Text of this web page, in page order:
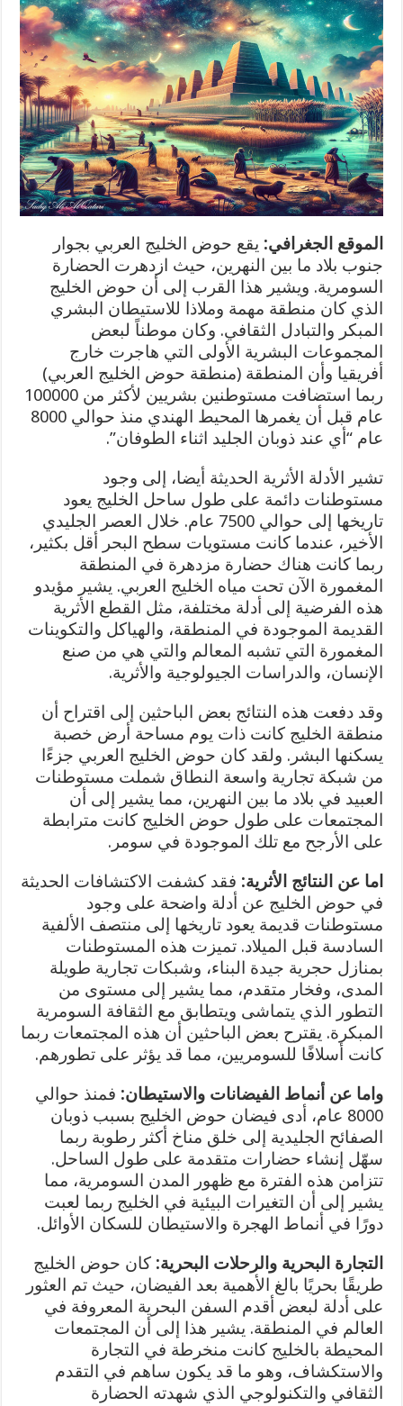
الموقع الجغرافي: يقع حوض الخليج العربي بجوار
جنوب بلاد ما بين النهرين، حيث ازدهرت الحضارة
السومرية. ويشير هذا القرب إلى أن حوض الخليج
الذي كان منطقة مهمة وملاذا للاستيطان البشري
المبكر والتبادل الثقافي. وكان موطناً لبعض
المجموعات البشرية الأولى التي هاجرت خارج
أفريقيا وأن المنطقة (منطقة حوض الخليج العربي)
ربما استضافت مستوطنين بشريين لأكثر من 100000
عام قبل أن يغمرها المحيط الهندي منذ حوالي 8000
عام “أي عند ذوبان الجليد اثناء الطوفان”.
تشير الأدلة الأثرية الحديثة أيضا، إلى وجود
مستوطنات دائمة على طول ساحل الخليج يعود
تاريخها إلى حوالي 7500 عام. خلال العصر الجليدي
الأخير، عندما كانت مستويات سطح البحر أقل بكثير،
ربما كانت هناك حضارة مزدهرة في المنطقة
المغمورة الآن تحت مياه الخليج العربي. يشير مؤيدو
هذه الفرضية إلى أدلة مختلفة، مثل القطع الأثرية
القديمة الموجودة في المنطقة، والهياكل والتكوينات
المغمورة التي تشبه المعالم والتي هي من صنع
الإنسان، والدراسات الجيولوجية والأثرية.
وقد دفعت هذه النتائج بعض الباحثين إلى اقتراح أن
منطقة الخليج كانت ذات يوم مساحة أرض خصبة
يسكنها البشر. ولقد كان حوض الخليج العربي جزءًا
من شبكة تجارية واسعة النطاق شملت مستوطنات
العبيد في بلاد ما بين النهرين، مما يشير إلى أن
المجتمعات على طول حوض الخليج كانت مترابطة
على الأرجح مع تلك الموجودة في سومر.
اما عن النتائج الأثرية: فقد كشفت الاكتشافات الحديثة
في حوض الخليج عن أدلة واضحة على وجود
مستوطنات قديمة يعود تاريخها إلى منتصف الألفية
السادسة قبل الميلاد. تميزت هذه المستوطنات
بمنازل حجرية جيدة البناء، وشبكات تجارية طويلة
المدى، وفخار متقدم، مما يشير إلى مستوى من
التطور الذي يتماشى ويتطابق مع الثقافة السومرية
المبكرة. يقترح بعض الباحثين أن هذه المجتمعات ربما
كانت أسلافًا للسومريين، مما قد يؤثر على تطورهم.
واما عن أنماط الفيضانات والاستيطان: فمنذ حوالي
8000 عام، أدى فيضان حوض الخليج بسبب ذوبان
الصفائح الجليدية إلى خلق مناخ أكثر رطوبة ربما
سهّل إنشاء حضارات متقدمة على طول الساحل.
تتزامن هذه الفترة مع ظهور المدن السومرية، مما
يشير إلى أن التغيرات البيئية في الخليج ربما لعبت
دورًا في أنماط الهجرة والاستيطان للسكان الأوائل.
التجارة البحرية والرحلات البحرية: كان حوض الخليج
طريقًا بحريًا بالغ الأهمية بعد الفيضان، حيث تم العثور
على أدلة لبعض أقدم السفن البحرية المعروفة في
العالم في المنطقة. يشير هذا إلى أن المجتمعات
المحيطة بالخليج كانت منخرطة في التجارة
والاستكشاف، وهو ما قد يكون ساهم في التقدم
الثقافي والتكنولوجي الذي شهدته الحضارة